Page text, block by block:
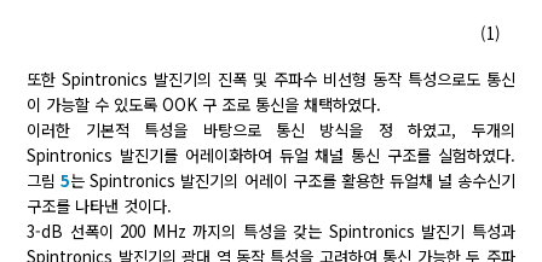
(1)
또한 Spintronics 발진기의 진폭 및 주파수 비선형 동작 특성으로도 통신
이 가능할 수 있도록 OOK 구 조로 통신을 채택하였다.
이러한 기본적 특성을 바탕으로 통신 방식을 정 하였고, 두개의
Spintronics 발진기를 어레이화하여 듀얼 채널 통신 구조를 실험하였다.
그림5는 Spintronics 발진기의 어레이 구조를 활용한 듀얼채 널 송수신기
구조를 나타낸 것이다.
3-dB 선폭이 200 MHz 까지의 특성을 갖는 Spintronics 발진기 특성과
Spintronics 발진기의 광대 역 동작 특성을 고려하여 통신 가능한 두 주파